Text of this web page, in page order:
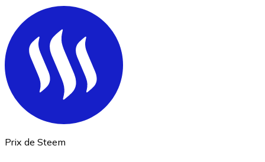
Ethereum
ETH
Prix de Steem